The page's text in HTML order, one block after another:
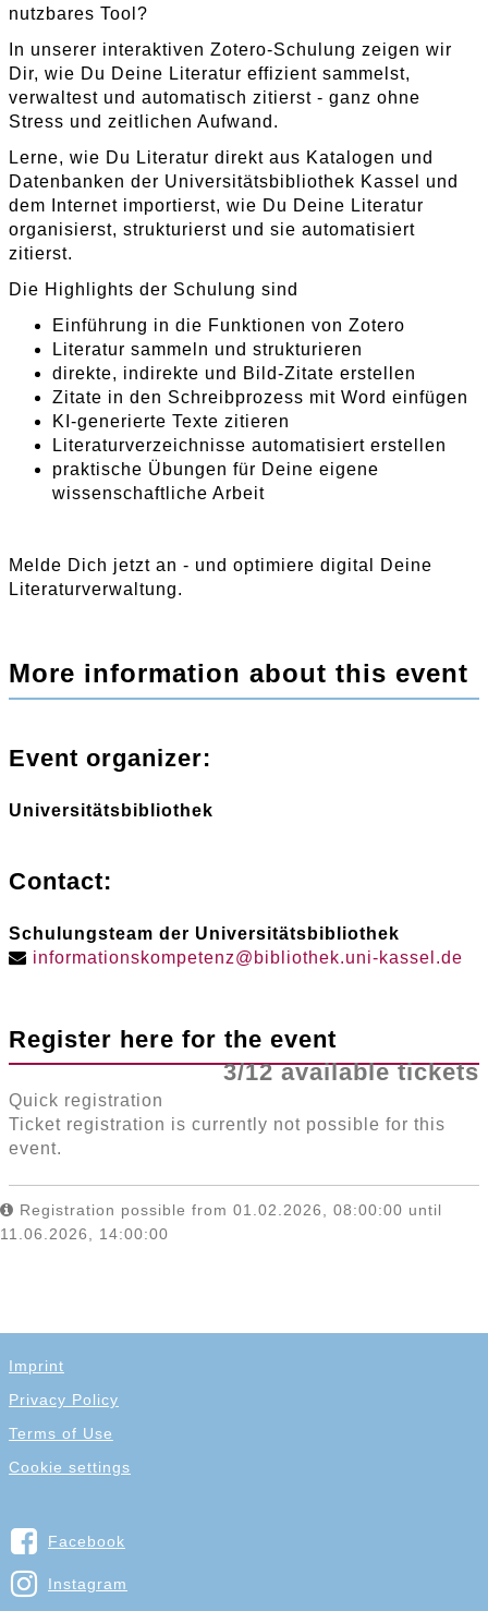
nutzbares Tool?
In unserer interaktiven Zotero-Schulung zeigen wir
Dir, wie Du Deine Literatur effizient sammelst,
verwaltest und automatisch zitierst - ganz ohne
Stress und zeitlichen Aufwand.
Lerne, wie Du Literatur direkt aus Katalogen und
Datenbanken der Universitätsbibliothek Kassel und
dem Internet importierst, wie Du Deine Literatur
organisierst, strukturierst und sie automatisiert
zitierst.
Die Highlights der Schulung sind
Einführung in die Funktionen von Zotero
Literatur sammeln und strukturieren
direkte, indirekte und Bild-Zitate erstellen
Zitate in den Schreibprozess mit Word einfügen
KI-generierte Texte zitieren
Literaturverzeichnisse automatisiert erstellen
praktische Übungen für Deine eigene
wissenschaftliche Arbeit
Melde Dich jetzt an - und optimiere digital Deine
Literaturverwaltung.
More information about this event
Event organizer:
Universitätsbibliothek
Contact:
Schulungsteam der Universitätsbibliothek
informationskompetenz@ bibliothek.uni-kassel .de
Register here for the event
3/12 available tickets
Quick registration
Ticket registration is currently not possible for this
event.
Registration possible from 01.02.2026, 08:00:00 until
11.06.2026, 14:00:00
Imprint
Privacy Policy
Terms of Use
Cookie settings
Facebook
Instagram